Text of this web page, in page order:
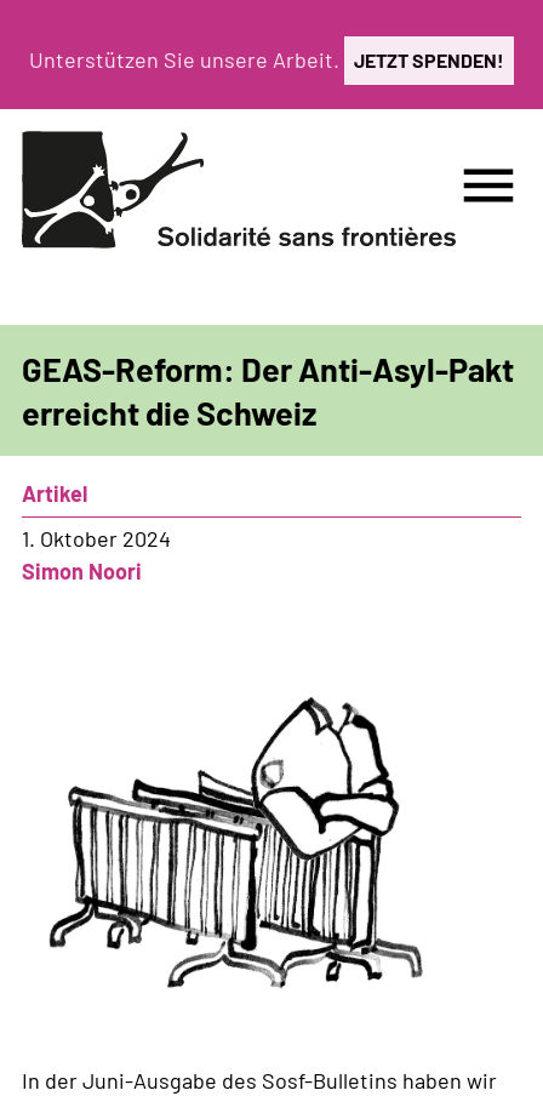
zumUnterstützen Sie unsere Arbeit. JETZT SPENDEN!
menu
GEAS-Reform: Der Anti-Asyl-Pakt
erreicht die Schweiz
Artikel
1. Oktober 2024
Simon Noori
In der Juni-Ausgabe des Sosf-Bulletins haben wir